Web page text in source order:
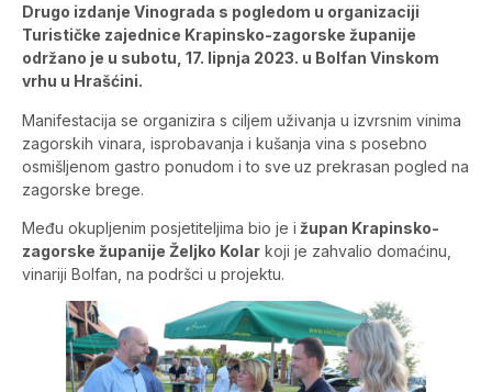
Drugo izdanje Vinograda s pogledom u organizaciji
Turističke zajednice Krapinsko-zagorske županije
održano je u subotu, 17. lipnja 2023. u Bolfan Vinskom
vrhu u Hrašćini.
Manifestacija se organizira s ciljem uživanja u izvrsnim vinima
zagorskih vinara, isprobavanja i kušanja vina s posebno
osmišljenom gastro ponudom i to sve uz prekrasan pogled na
zagorske brege.
Među okupljenim posjetiteljima bio je i župan Krapinsko-
zagorske županije Željko Kolar koji je zahvalio domaćinu,
vinariji Bolfan, na podršci u projektu.